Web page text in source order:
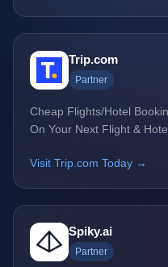
Trip.com
Partner
Cheap Flights/Hotel
On Your Next Flight &
Visit Trip.com Today →
Spiky.ai
Partner